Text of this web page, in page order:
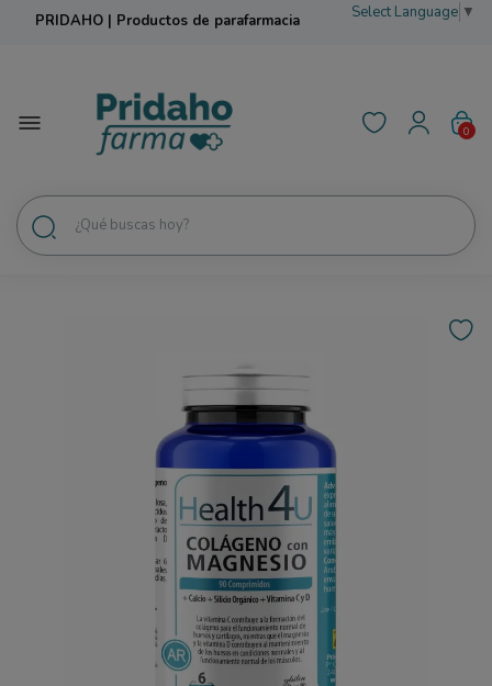
PRIDAHO | Productos de parafarmacia
Envío Gratis en 24h Select Language ▼
0